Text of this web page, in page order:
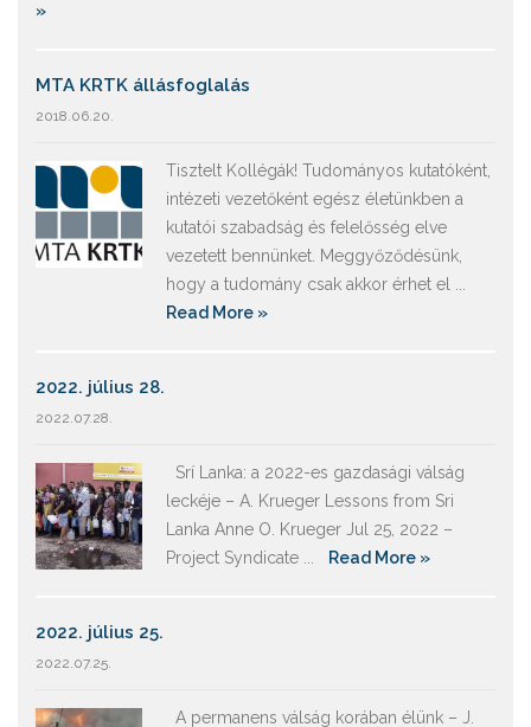
»
MTA KRTK állásfoglalás
2018.06.20.
Tisztelt Kollégák! Tudományos kutatóként,
intézeti vezetőként egész életünkben a
kutatói szabadság és felelősség elve
vezetett bennünket. Meggyőződésünk,
hogy a tudomány csak akkor érhet el ...
Read More »
2022. július 28.
2022.07.28.
Srí Lanka: a 2022-es gazdasági válság
leckéje – A. Krueger Lessons from Sri
Lanka Anne O. Krueger Jul 25, 2022 –
Project Syndicate ...
Read More »
2022. július 25.
2022.07.25.
A permanens válság korában élünk – J.